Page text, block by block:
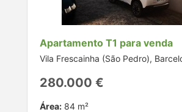
Apartamento T1 para venda
Vila Frescainha (São Pedro),
280.000 €
Área: 84 m²